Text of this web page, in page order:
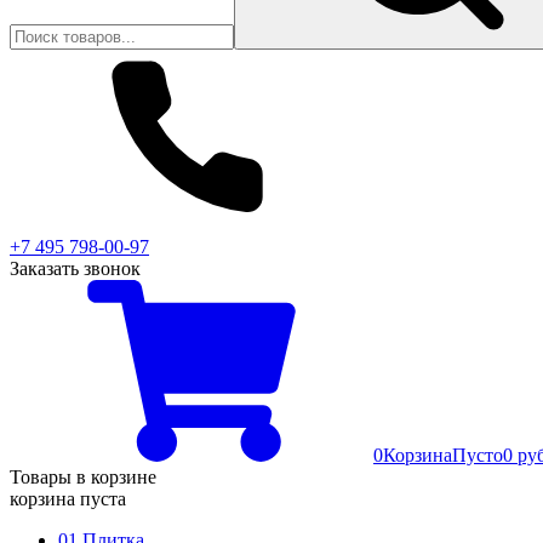
+7 495 798-00-97
Заказать звонок
0КорзинаПусто0
Товары в корзине
корзина пуста